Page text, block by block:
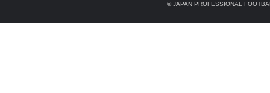
© JAPAN PROFESSIONAL